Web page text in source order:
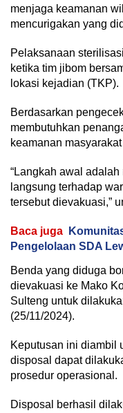
menjaga keamanan
mencurigakan yang
Pelaksanaan
ketika tim jibom
lokasi kejadian (TKP).
Berdasarkan
membutuhkan
keamanan
“Langkah awal
langsung terhadap
tersebut dievakuasi,”
Baca juga
Pengelolaan SDA
Benda yang diduga
dievakuasi ke Mako
Sulteng untuk
(25/11/2024).
Keputusan ini diambil
disposal dapat
prosedur operasional.
Disposal berhasil